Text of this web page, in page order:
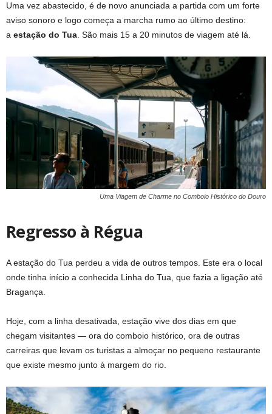
Uma vez abastecido, é de novo anunciada a partida com um forte
aviso sonoro e logo começa a marcha rumo ao último destino:
a estação do Tua . São mais 15 a 20 minutos de viagem até lá.
Uma Viagem de Charme no Comboio Histórico do Douro
Regresso à Régua
A estação do Tua perdeu a vida de outros tempos. Este era o local
onde tinha início a conhecida Linha do Tua, que fazia a ligação até
Bragança.
Hoje, com a linha desativada, estação vive dos dias em que
chegam visitantes — ora do comboio histórico, ora de outras
carreiras que levam os turistas a almoçar no pequeno restaurante
que existe mesmo junto à margem do rio.